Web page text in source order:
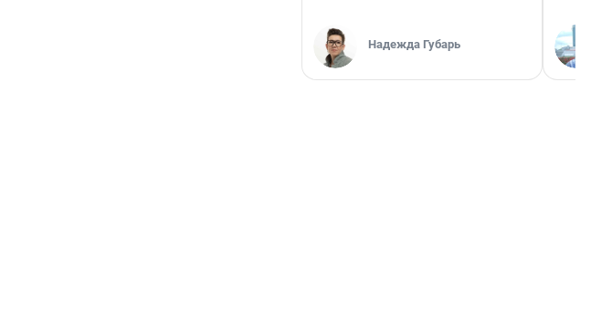
Надежда Губарь